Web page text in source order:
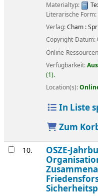
Materialtyp:
Literarische Form:
Verlag:Cham :
Copyright-Datum:
Online-
Verfügbarkeit:
(1).
Location(s):
In Liste
Zum
10. OSZE-